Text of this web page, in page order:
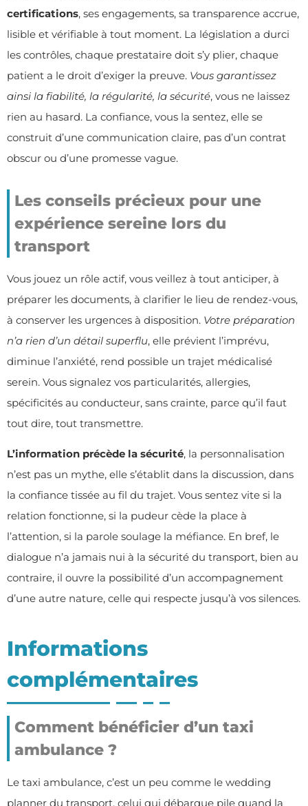
certifications, ses engagements, sa transparence accrue,
lisible et vérifiable à tout moment. La législation a durci
les contrôles, chaque prestataire doit s’y plier, chaque
patient a le droit d’exiger la preuve. Vous garantissez
ainsi la fiabilité, la régularité, la sécurité, vous ne laissez
rien au hasard. La confiance, vous la sentez, elle se
construit d’une communication claire, pas d’un contrat
obscur ou d’une promesse vague.
Les conseils précieux pour une
expérience sereine lors du
transport
Vous jouez un rôle actif, vous veillez à tout anticiper, à
préparer les documents, à clarifier le lieu de rendez-vous,
à conserver les urgences à disposition. Votre préparation
n’a rien d’un détail superflu, elle prévient l’imprévu,
diminue l’anxiété, rend possible un trajet médicalisé
serein. Vous signalez vos particularités, allergies,
spécificités au conducteur, sans crainte, parce qu’il faut
tout dire, tout transmettre.
L’information précède la sécurité, la personnalisation
n’est pas un mythe, elle s’établit dans la discussion, dans
la confiance tissée au fil du trajet. Vous sentez vite si la
relation fonctionne, si la pudeur cède la place à
l’attention, si la parole soulage la méfiance. En bref, le
dialogue n’a jamais nui à la sécurité du transport, bien au
contraire, il ouvre la possibilité d’un accompagnement
d’une autre nature, celle qui respecte jusqu’à vos silences.
Informations
complémentaires
Comment bénéficier d’un taxi
ambulance ?
Le taxi ambulance, c’est un peu comme le wedding
planner du transport, celui qui débarque pile quand la